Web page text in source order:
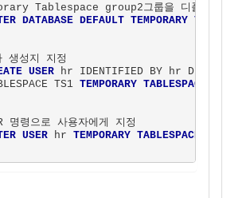
Tablespace group2그룹을 디폴트로 설정
DATABASE DEFAULT TEMPORARY
생성지 지정
USER hr IDENTIFIED BY hr DEFAULT
TS1
TEMPORARY TABLESPACE
명령으로 사용자에게 지정
USER hr TEMPORARY TABLESPACE